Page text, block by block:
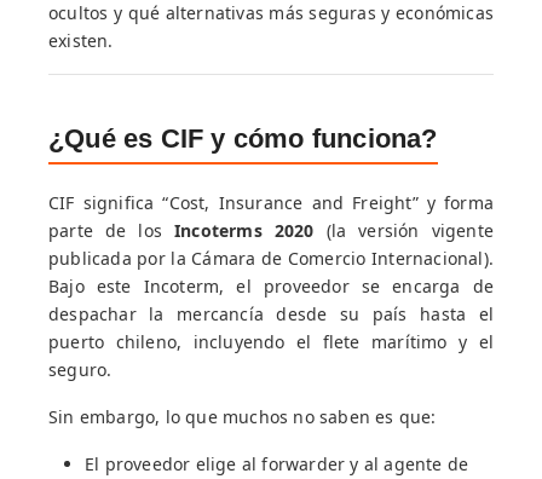
ocultos y qué alternativas más seguras y económicas
existen.
¿Qué es CIF y cómo funciona?
CIF significa “Cost, Insurance and Freight” y forma
parte de los Incoterms 2020 (la versión vigente
publicada por la Cámara de Comercio Internacional).
Bajo este Incoterm, el proveedor se encarga de
despachar la mercancía desde su país hasta el
puerto chileno, incluyendo el flete marítimo y el
seguro.
Sin embargo, lo que muchos no saben es que:
El proveedor elige al forwarder y al agente de